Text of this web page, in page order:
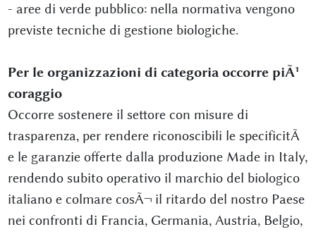
- aree di verde pubblico: nella normativa vengono
previste tecniche di gestione biologiche.
Per le organizzazioni di categoria occorre piÃ¹
coraggio
Occorre sostenere il settore con misure di
trasparenza, per rendere riconoscibili le specificitÃ
e le garanzie offerte dalla produzione Made in Italy,
rendendo subito operativo il marchio del biologico
italiano e colmare cosÃ¬ il ritardo del nostro Paese
nei confronti di Francia, Germania, Austria, Belgio,